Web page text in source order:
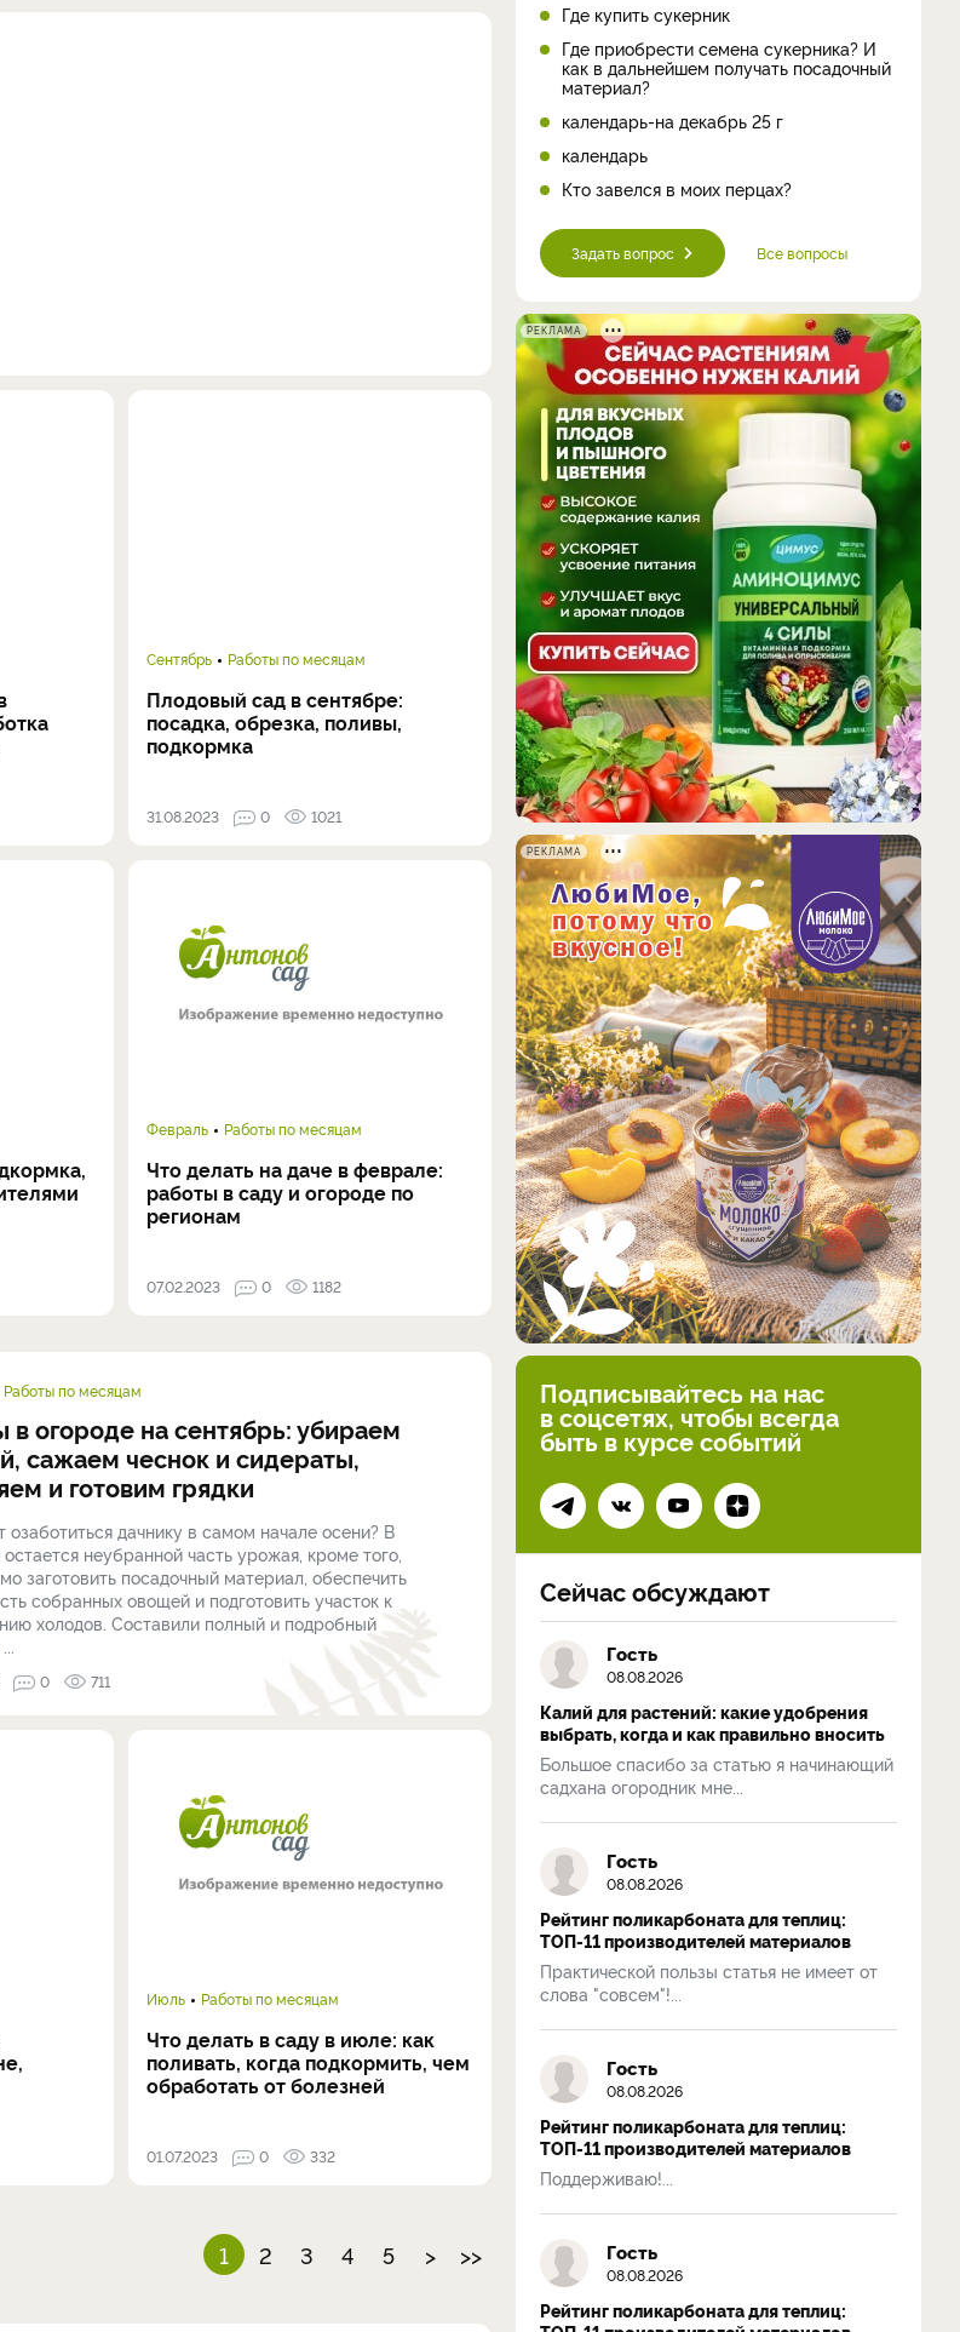
Сентябрь Работы по месяцам
Плодовый сад в сентябре:
посадка, обрезка, поливы,
подкормка
31.08.2023 0 1021
Февраль Работы по месяцам
Что делать на даче в феврале:
работы в саду и огороде по
регионам
07.02.2023 0 1182
Работы по месяцам
в огороде на сентябрь: убираем
сажаем чеснок и сидераты,
и готовим грядки
озаботиться дачнику в самом начале осени? В
неубранной часть урожая, кроме того,
заготовить посадочный материал, обеспечить
собранных овощей и подготовить участок к
холодов. Составили полный и подробный
0 711
Июль Работы по месяцам
Что делать в саду в июле: как
поливать, когда подкормить, чем
обработать от болезней
01.07.2023 0 332
1 2 3 4 5 > >>
Где купить сукерник
Где приобрести семена сукерника? И
как в дальнейшем получать посадочный
материал?
календарь-на декабрь 25 г
календарь
Кто завелся в моих перцах?
Задать вопрос Все вопросы
РЕКЛАМА
РЕКЛАМА
Подписывайтесь на нас
в соцсетях, чтобы всегда
быть в курсе событий
Сейчас обсуждают
Гость
08.08.2026
Калий для растений: какие удобрения
выбрать, когда и как правильно вносить
Большое спасибо за статью я начинающий
садхана огородник мне...
Гость
08.08.2026
Рейтинг поликарбоната для теплиц:
ТОП-11 производителей материалов
Практической пользы статья не имеет от
слова "совсем"!...
Гость
08.08.2026
Рейтинг поликарбоната для теплиц:
ТОП-11 производителей материалов
Поддерживаю!...
Гость
08.08.2026
Рейтинг поликарбоната для теплиц: